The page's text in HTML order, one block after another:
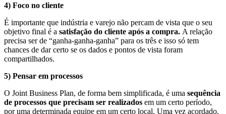
4) Foco no cliente
É importante que indústria e varejo não percam de vista que o seu
objetivo final é a satisfação do cliente após a compra. A relação
precisa ser de “ganha-ganha-ganha” para os três e isso só tem
chances de dar certo se os dados e pontos de vista foram
compartilhados.
5) Pensar em processos
O Joint Business Plan, de forma bem simplificada, é uma sequência
de processos que precisam ser realizados em um certo período,
por uma determinada equipe em um certo local. Uma vez acordado,